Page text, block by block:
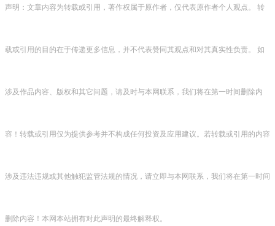
声明：文章内容为转载或引用，著作权属于原作者，仅代表原作者个人观点。 转
载或引用的目的在于传递更多信息，并不代表赞同其观点和对其真实性负责。 如
涉及作品内容、版权和其它问题，请及时与本网联系，我们将在第一时间删除内
容！转载或引用仅为提供参考并不构成任何投资及应用建议。若转载或引用的内容
涉及违法违规或其他触犯监管法规的情况，请立即与本网联系，我们将在第一时间
删除内容！本网本站拥有对此声明的最终解释权。